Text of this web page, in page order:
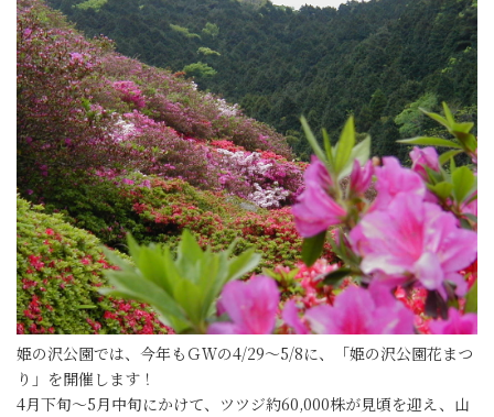
姫の沢公園では、今年もＧＷの4/29～5/8に、「姫の沢公園花まつ
り」を開催します！
4月下旬～5月中旬にかけて、ツツジ約60,000株が見頃を迎え、山